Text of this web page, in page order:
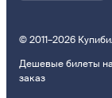
© 2011–2026
Дешевые билеты
заказ